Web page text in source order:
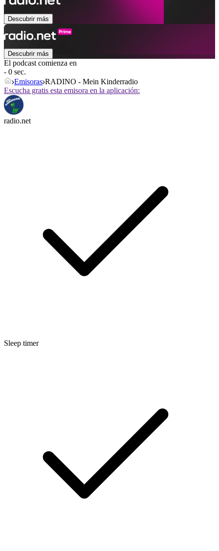
Descubrir más
Descubrir más
El podcast comienza en
- 0 sec.
Emisoras RADINO - Mein Kinderradio
Escucha gratis esta emisora en la aplicación:
radio.net
Sleep timer